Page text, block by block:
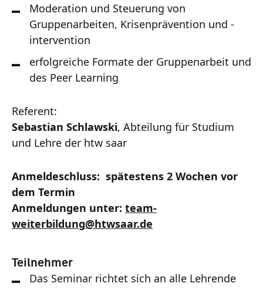
Moderation und Steuerung von
Gruppenarbeiten, Krisenprävention und -
intervention
erfolgreiche Formate der Gruppenarbeit und
des Peer Learning
Referent:
Sebastian Schlawski, Abteilung für Studium
und Lehre der htw saar
Anmeldeschluss: spätestens 2 Wochen vor
dem Termin
Anmeldungen unter: team-
weiterbildung@htwsaar.de
Teilnehmer
Das Seminar richtet sich an alle Lehrende